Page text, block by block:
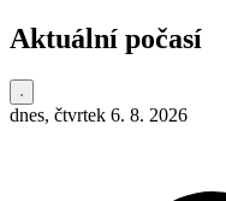
Aktuální počasí
dnes, čtvrtek 6. 8. 2026